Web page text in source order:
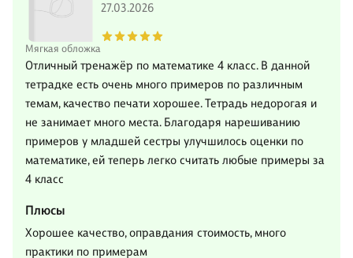
Мягкая обложка
27.03.2026
Отличный тренажёр по математике 4 класс. В данной
тетрадке есть очень много примеров по различным
темам, качество печати хорошее. Тетрадь недорогая и
не занимает много места. Благодаря нарешиванию
примеров у младшей сестры улучшилось оценки по
математике, ей теперь легко считать любые примеры за
4 класс
Плюсы
Хорошее качество, оправдания стоимость, много
практики по примерам